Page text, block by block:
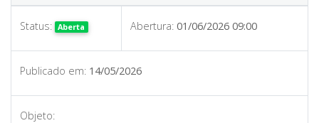
Status: Aberta Abertura: 01/06/2026 09:00
Publicado em: 14/05/2026
Objeto: